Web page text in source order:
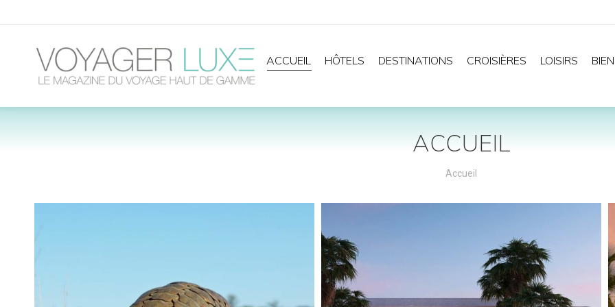
ACCUEIL HÔTELS DESTINATIONS CROISIÈRES LOISIRS
ACCUEIL
Vous êtes ici :
Accueil